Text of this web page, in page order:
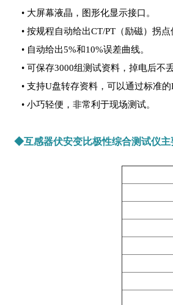
• 大屏幕液晶，图形化显示接口。
• 按规程自动给出CT/PT（励磁）拐点
• 自动给出5%和10%误差曲线。
• 可保存3000组测试资料，掉电后不丢
• 支持U盘转存资料，可以通过标准
• 小巧轻便，非常利于现场测试。
◆互感器伏安变比极性综合测试仪主